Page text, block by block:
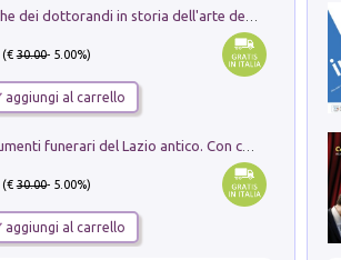
Ricerche dei dottorandi in storia dell'arte della Sapienza
(€30.00- 5.00%)
aggiungi al carrello
I monumenti funerari del Lazio antico. Con cartella con tavole
(€30.00- 5.00%)
aggiungi al carrello